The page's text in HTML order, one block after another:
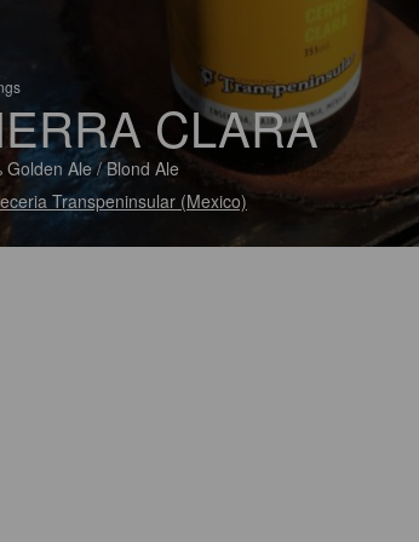
CLARA
Golden Ale / Blond Ale
Transpeninsular (Mexico)